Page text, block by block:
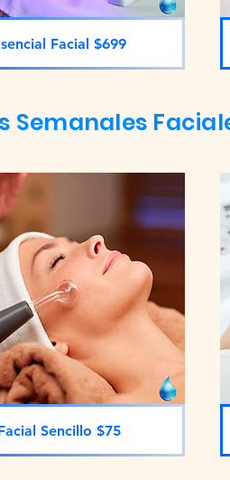
Facial $699
Semanales
Sencillo $75